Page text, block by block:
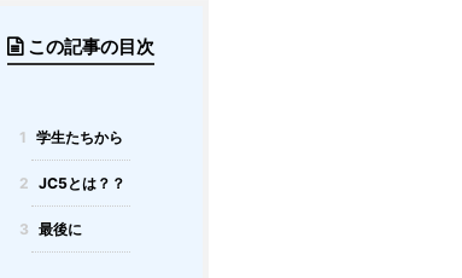
この記事の目次
1 学生たちから
2 JC5とは？？
3 最後に